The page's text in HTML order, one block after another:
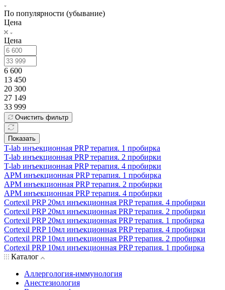
По популярности (убывание)
Цена
Цена
6 600
13 450
20 300
27 149
33 999
Очистить фильтр
Показать
T-lab инъекционная PRP терапия. 1 пробирка
T-lab инъекционная PRP терапия. 2 пробирки
T-lab инъекционная PRP терапия. 4 пробирки
АРМ инъекционная PRP терапия. 1 пробирка
АРМ инъекционная PRP терапия. 2 пробирки
АРМ инъекционная PRP терапия. 4 пробирки
Cortexil PRP 20мл инъекционная PRP терапия. 4 пробирки
Cortexil PRP 20мл инъекционная PRP терапия. 2 пробирки
Cortexil PRP 20мл инъекционная PRP терапия. 1 пробирка
Cortexil PRP 10мл инъекционная PRP терапия. 4 пробирки
Cortexil PRP 10мл инъекционная PRP терапия. 2 пробирки
Cortexil PRP 10мл инъекционная PRP терапия. 1 пробирка
Каталог
Аллергология-иммунология
Анестезиология